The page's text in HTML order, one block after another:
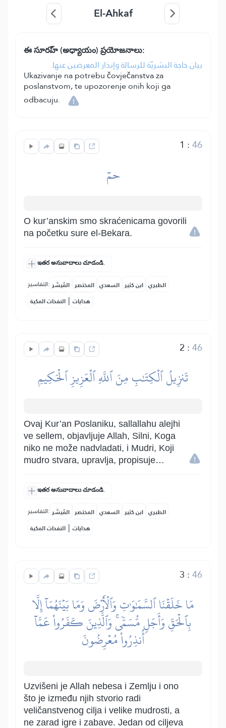
El-Ahkaf
ఈ సూరహ్ (అధ్యాయం) ప్రయోజనాలు:
بيان حاجة البشريّة للرسالة وإنذار المعرضين عنها.
Ukazivanje na potrebu čovječanstva za
poslanstvom, te upozorenje onih koji ga
odbacuju.
1 :46
حمٓ
O kur’anskim smo skraćenicama govorili
na početku sure el-Bekara.
ఇతర అనువాదాలు చూడండి.
التفاسير: المُيسَّر المختصر السعدي ابن كثير الطبري
النفحات المكية | هدايات
2 :46
تَنزِيلُ ٱلۡكِتَٰبِ مِنَ ٱللَّهِ ٱلۡعَزِيزِ ٱلۡحَكِيمِ
Ovaj Kur’an Poslaniku, sallallahu alejhi
ve sellem, objavljuje Allah, Silni, Koga
niko ne može nadvladati, i Mudri, Koji
mudro stvara, upravlja, propisuje…
ఇతర అనువాదాలు చూడండి.
التفاسير: المُيسَّر المختصر السعدي ابن كثير الطبري
النفحات المكية | هدايات
3 :46
مَا خَلَقۡنَا ٱلسَّمَٰوَٰتِ وَٱلۡأَرۡضَ وَمَا بَيۡنَهُمَآ إِلَّا
بِٱلۡحَقِّ وَأَجَلٖ مُّسَمّٗىۚ وَٱلَّذِينَ كَفَرُواْ عَمَّآ
أُنذِرُواْ مُعۡرِضُونَ
Uzvišeni je Allah nebesa i Zemlju i ono
što je između njih stvorio radi
veličanstvenog cilja i velike mudrosti, a
ne zarad igre i zabave. Jedan od ciljeva